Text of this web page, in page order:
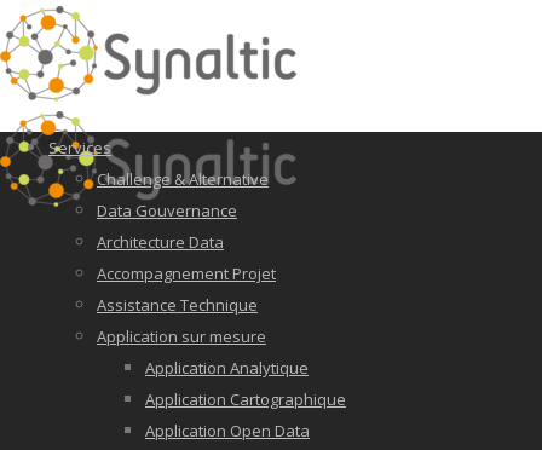
Services
Challenge & Alternative
Data Gouvernance
Architecture Data
Accompagnement Projet
Assistance Technique
Application sur mesure
Application Analytique
Application Cartographique
Application Open Data